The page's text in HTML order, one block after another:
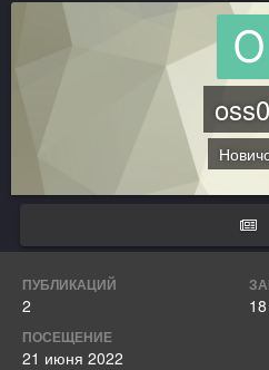
ПУБЛИКАЦИЙ
2
ПОСЕЩЕНИЕ
21 июня 2022